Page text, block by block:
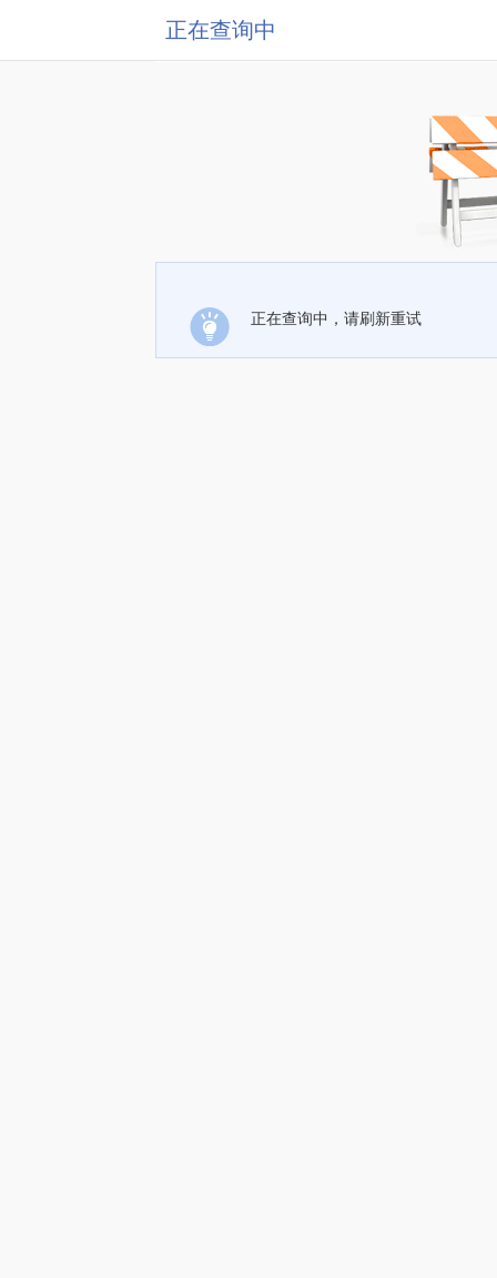
正在查询中
正在查询中，请刷新重试